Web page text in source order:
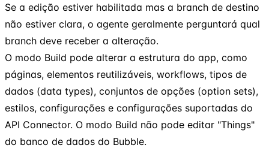
Se a edição estiver habilitada mas a branch de destino
não estiver clara, o agente geralmente perguntará qual
branch deve receber a alteração.
O modo Build pode alterar a estrutura do app, como
páginas, elementos reutilizáveis, workflows, tipos de
dados (data types), conjuntos de opções (option sets),
estilos, configurações e configurações suportadas do
API Connector. O modo Build não pode editar "Things"
do banco de dados do Bubble.